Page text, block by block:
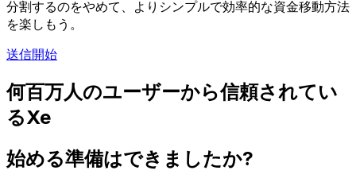
分割するのをやめて、よりシンプルで効率的な資金移動方法
を楽しもう。
送信開始
何百万人のユーザーから信頼されてい
るXe
始める準備はできましたか?